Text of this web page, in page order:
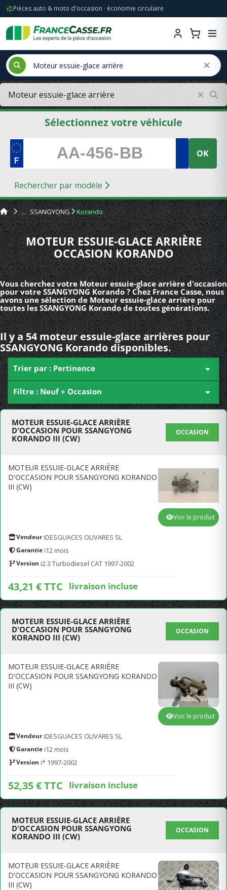
Pièces auto & moto d'occasion · économie circulaire
Sélectionnez votre véhicule
OK
Rechercher par modèle
SSANGYONG Korando
MOTEUR ESSUIE-GLACE ARRIÈRE
OCCASION KORANDO
Vous cherchez votre Moteur essuie-glace arrière d'occasion
pour votre SSANGYONG Korando ? Chez France Casse, nous
avons une sélection de Moteur essuie-glace arrière pour
toutes les SSANGYONG Korando de toutes générations.
Il y a 54 moteur essuie-glace arrières pour
SSANGYONG Korando disponibles.
Trier par : Pertinence 
Filtre : Neuf + Occasion 
MOTEUR ESSUIE-GLACE ARRIÈRE
D'OCCASION POUR SSANGYONG
KORANDO III (CW)
OCCASION
MOTEUR ESSUIE-GLACE ARRIÈRE
D'OCCASION POUR SSANGYONG KORANDO
III (CW)
Vendeur :DESGUACES OLIVARES SL
Garantie :12 mois
Version :2.3 Turbodiesel CAT 1997-2002
43,21 € TTC livraison incluse
Voir le produit
MOTEUR ESSUIE-GLACE ARRIÈRE
D'OCCASION POUR SSANGYONG
KORANDO III (CW)
OCCASION
MOTEUR ESSUIE-GLACE ARRIÈRE
D'OCCASION POUR SSANGYONG KORANDO
III (CW)
Vendeur :DESGUACES OLIVARES SL
Garantie :12 mois
Version :* 1997-2002
52,35 € TTC livraison incluse
Voir le produit
MOTEUR ESSUIE-GLACE ARRIÈRE
D'OCCASION POUR SSANGYONG
KORANDO III (CW)
OCCASION
MOTEUR ESSUIE-GLACE ARRIÈRE
D'OCCASION POUR SSANGYONG KORANDO
III (CW)